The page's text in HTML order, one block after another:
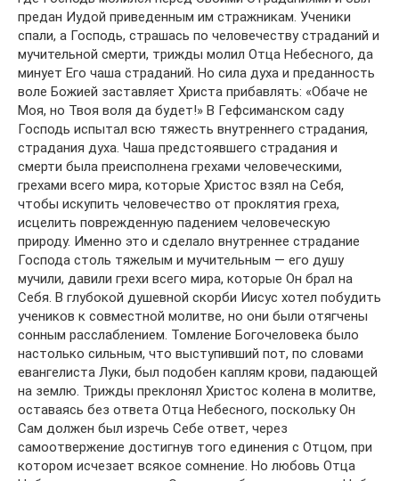
предан Иудой приведенным им стражникам. Ученики
спали, а Господь, страшась по человечеству страданий и
мучительной смерти, трижды молил Отца Небесного, да
минует Его чаша страданий. Но сила духа и преданность
воле Божией заставляет Христа прибавлять: «Обаче не
Моя, но Твоя воля да будет!» В Гефсиманском саду
Господь испытал всю тяжесть внутреннего страдания,
страдания духа. Чаша предстоявшего страдания и
смерти была преисполнена грехами человеческими,
грехами всего мира, которые Христос взял на Себя,
чтобы искупить человечество от проклятия греха,
исцелить поврежденную падением человеческую
природу. Именно это и сделало внутреннее страдание
Господа столь тяжелым и мучительным — его душу
мучили, давили грехи всего мира, которые Он брал на
Себя. В глубокой душевной скорби Иисус хотел побудить
учеников к совместной молитве, но они были отягчены
сонным расслаблением. Томление Богочеловека было
настолько сильным, что выступивший пот, по словами
евангелиста Луки, был подобен каплям крови, падающей
на землю. Трижды преклонял Христос колена в молитве,
оставаясь без ответа Отца Небесного, поскольку Он
Сам должен был изречь Себе ответ, через
самоотвержение достигнув того единения с Отцом, при
котором исчезает всякое сомнение. Но любовь Отца